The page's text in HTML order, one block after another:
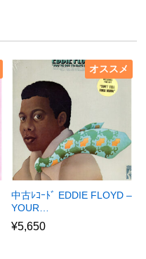
オススメ
中古ﾚｺｰﾄﾞ EDDIE FLOYD –
YOUR…
¥5,650